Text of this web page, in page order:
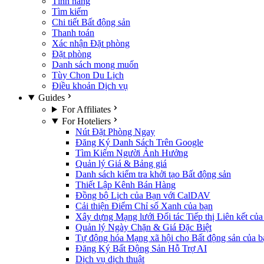
Tìm kiếm
Chi tiết Bất động sản
Thanh toán
Xác nhận Đặt phòng
Đặt phòng
Danh sách mong muốn
Tùy Chọn Du Lịch
Điều khoản Dịch vụ
Guides
For Affiliates
For Hoteliers
Nút Đặt Phòng Ngay
Đăng Ký Danh Sách Trên Google
Tìm Kiếm Người Ảnh Hưởng
Quản lý Giá & Bảng giá
Danh sách kiểm tra khởi tạo Bất động sản
Thiết Lập Kênh Bán Hàng
Đồng bộ Lịch của Bạn với CalDAV
Cải thiện Điểm Chỉ số Xanh của bạn
Xây dựng Mạng lưới Đối tác Tiếp thị Liên kết của
Quản lý Ngày Chặn & Giá Đặc Biệt
Tự động hóa Mạng xã hội cho Bất động sản của
Đăng Ký Bất Động Sản Hỗ Trợ AI
Dịch vụ dịch thuật